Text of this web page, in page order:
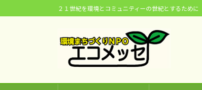
ン
ビ
２１世紀を環境とコミュニティーの世紀とするために